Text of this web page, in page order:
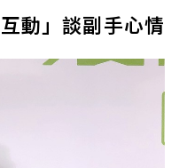
動」談副手心情